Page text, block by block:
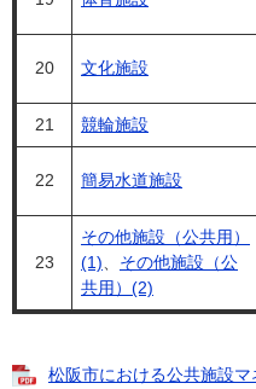
20 文化施設
21 競輪施設
22 簡易水道施設
23
その他施設（公共用）
(1)
その他施設（公
共用）(2)
松阪市における公共施設